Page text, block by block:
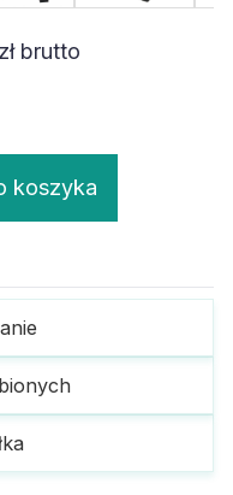
zł brutto
koszyka